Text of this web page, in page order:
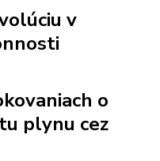
v
o
plynu cez